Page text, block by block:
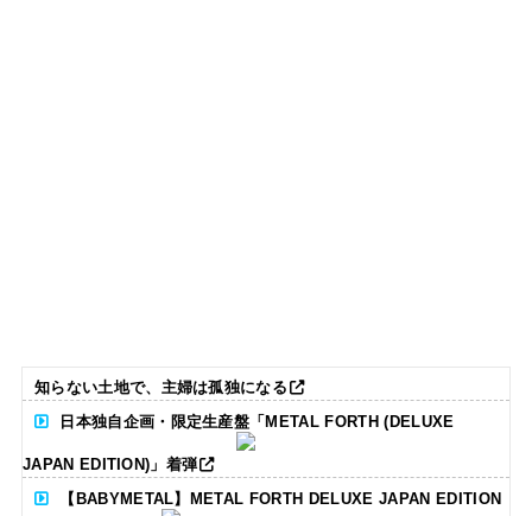
知らない土地で、主婦は孤独になる
日本独自企画・限定生産盤「METAL FORTH (DELUXE
JAPAN EDITION)」着弾
【BABYMETAL】METAL FORTH DELUXE JAPAN EDITION